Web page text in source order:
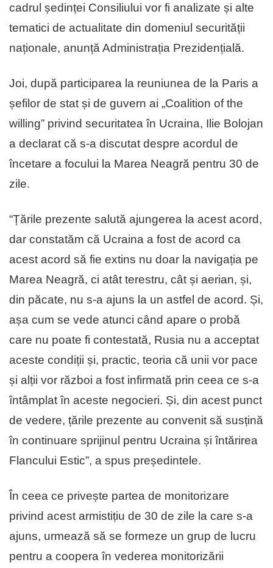
cadrul ședinței Consiliului vor fi analizate și alte
tematici de actualitate din domeniul securității
naționale, anunță Administrația Prezidențială.
Joi, după participarea la reuniunea de la Paris a
șefilor de stat și de guvern ai „Coalition of the
willing” privind securitatea în Ucraina, Ilie Bolojan
a declarat că s-a discutat despre acordul de
încetare a focului la Marea Neagră pentru 30 de
zile.
“Țările prezente salută ajungerea la acest acord,
dar constatăm că Ucraina a fost de acord ca
acest acord să fie extins nu doar la navigația pe
Marea Neagră, ci atât terestru, cât și aerian, și,
din păcate, nu s-a ajuns la un astfel de acord. Și,
așa cum se vede atunci când apare o probă
care nu poate fi contestată, Rusia nu a acceptat
aceste condiții și, practic, teoria că unii vor pace
și alții vor război a fost infirmată prin ceea ce s-a
întâmplat în aceste negocieri. Și, din acest punct
de vedere, țările prezente au convenit să susțină
în continuare sprijinul pentru Ucraina și întărirea
Flancului Estic”, a spus președintele.
În ceea ce privește partea de monitorizare
privind acest armistițiu de 30 de zile la care s-a
ajuns, urmează să se formeze un grup de lucru
pentru a coopera în vederea monitorizării